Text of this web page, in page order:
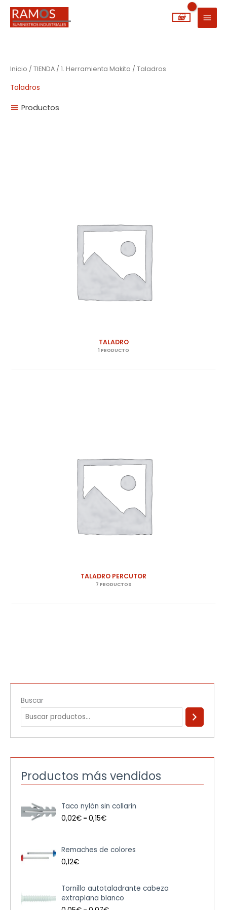
MENÚ
Buscar
Productos más vendidos
Taco nylón sin collarin
0,02€ - 0,15€
a
n
d
e
c
Remaches de colores
0,12€
Tornillo autotaladrante cabeza
extraplana blanco
R
a
Inicio / TIENDA / 1. Herramienta Makita / Taladros
Taladros
Productos
TALADRO
1 PRODUCTO
TALADRO PERCUTOR
7 PRODUCTOS